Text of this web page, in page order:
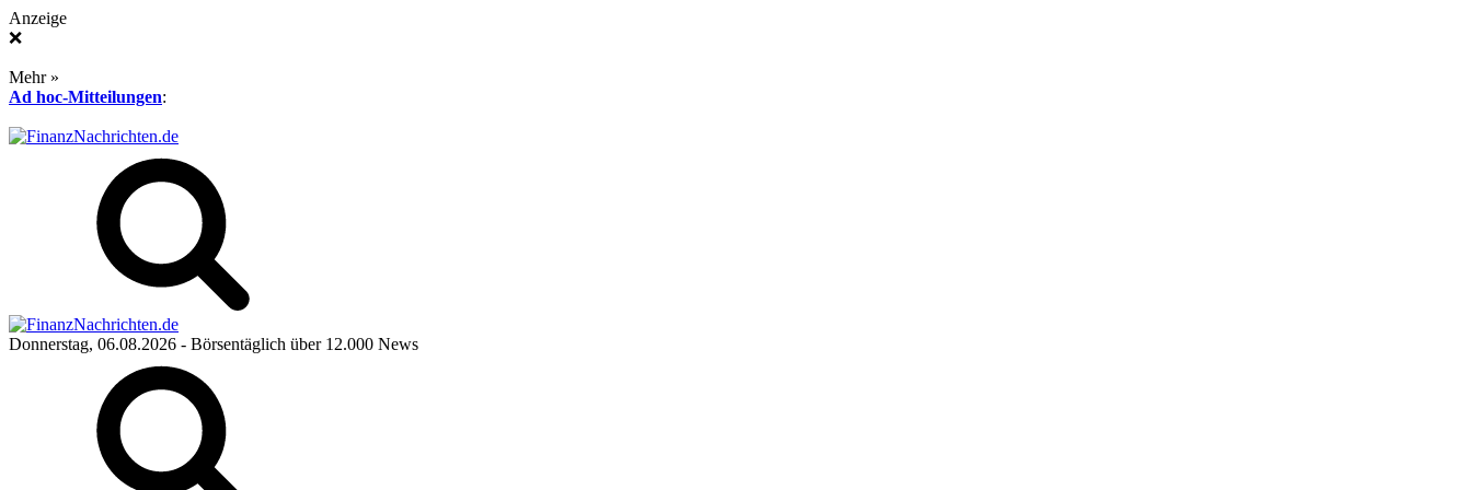
Anzeige
❌
Mehr »
Ad hoc-Mitteilungen:
Donnerstag, 06.08.2026 - Börsentäglich über 12.000 News